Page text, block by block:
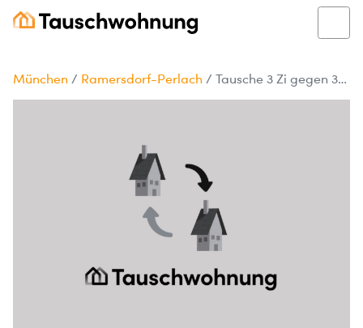
München / Ramersdorf-Perlach / Tausche 3 Zi gegen 3-4 Zi